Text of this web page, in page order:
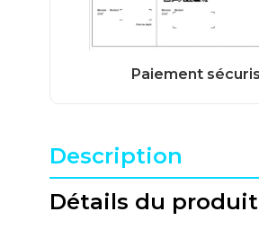
Description
Détails du produit